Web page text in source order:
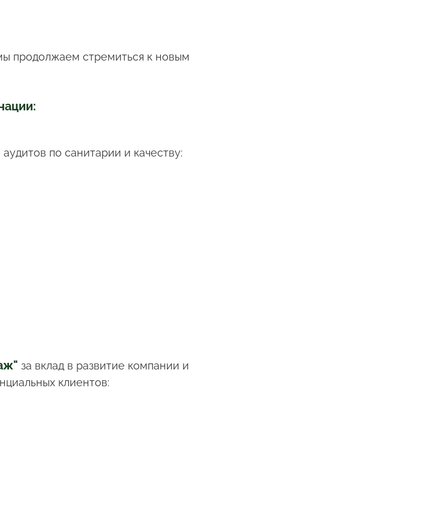
продолжаем стремиться к новым
по санитарии и качеству:
за вклад в развитие компании и
клиентов: